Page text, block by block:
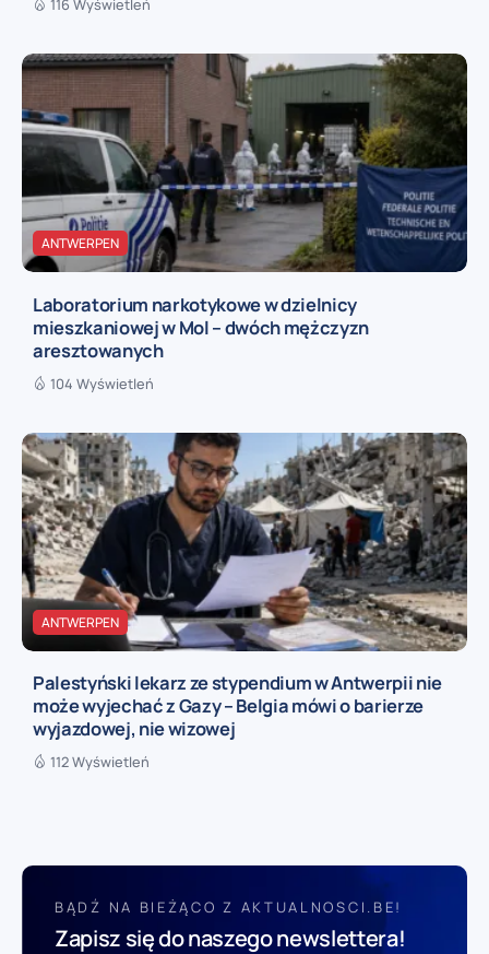
116 Wyświetleń
ANTWERPEN
Laboratorium narkotykowe w dzielnicy
mieszkaniowej w Mol – dwóch mężczyzn
aresztowanych
104 Wyświetleń
ANTWERPEN
Palestyński lekarz ze stypendium w Antwerpii nie
może wyjechać z Gazy – Belgia mówi o barierze
wyjazdowej, nie wizowej
112 Wyświetleń
BĄDŹ NA BIEŻĄCO Z AKTUALNOSCI.BE!
Zapisz się do naszego newslettera!